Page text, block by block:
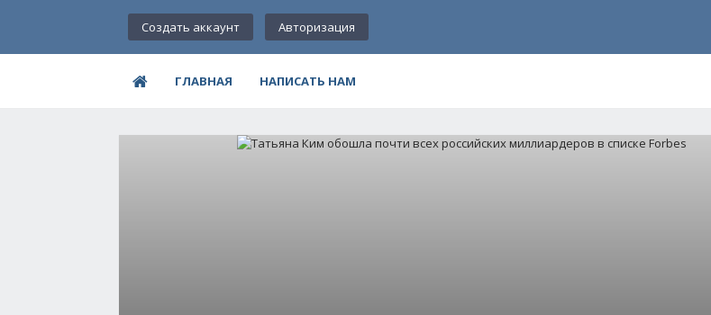
Создать аккаунт Авторизация
ГЛАВНАЯ НАПИСАТЬ НАМ